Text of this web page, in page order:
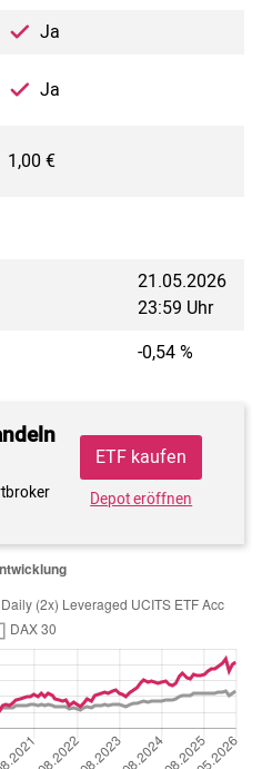
Ja
Ja
1,00 €
21.05.2026
23:59 Uhr
-0,54 %
ETF kaufen
Depot eröffnen